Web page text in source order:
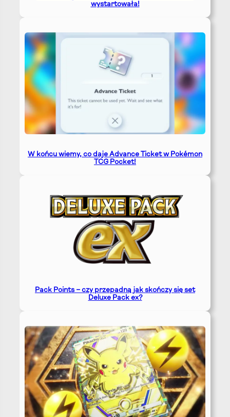
wystartowała!
W końcu wiemy, co daje Advance Ticket w Pokémon
TCG Pocket!
Pack Points – czy przepadną jak skończy się set
Deluxe Pack ex?